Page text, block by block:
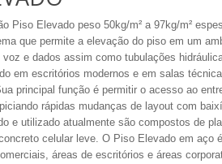
Piso Elevado peso 50kg/m² a 97kg/m²
que permite a elevação do piso em um
e dados assim como tubulações
em escritórios modernos e em salas
principal função é permitir o acesso ao
rápidas mudanças de layout com
e utilizado atualmente são compostos de
celular leve. O Piso Elevado em aço
áreas de escritórios e áreas